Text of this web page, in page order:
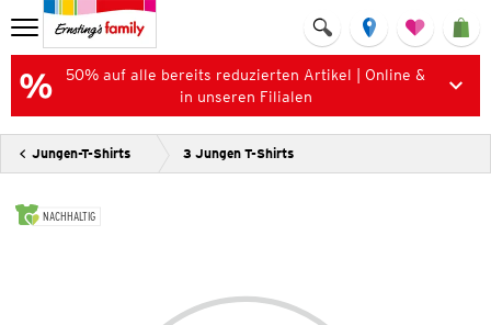
50% auf alle bereits reduzierten Artikel | Online &
in unseren Filialen
Jungen-T-Shirts 3 Jungen T-Shirts
NACHHALTIG